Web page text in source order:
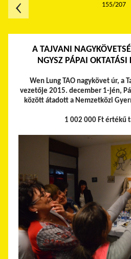
A TAJVANI
NGYSZ PÁPAI
Wen Lung TAO nagykövet úr, a
vezetője 2015. december 1-jén,
között átadott a Nemzetközi
1 002 000 Ft értékű
155/207